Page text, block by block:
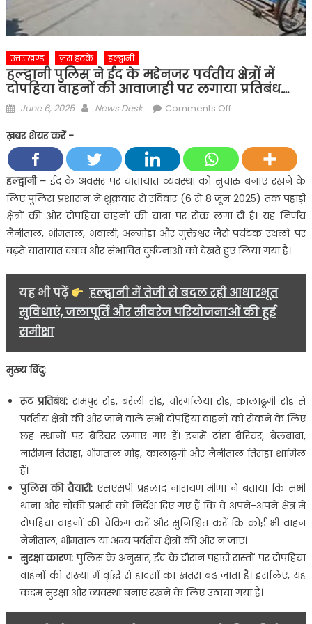
उत्तराखण्ड ज़रा हटके हल्द्वानी
हल्द्वानी पुलिस ने ईद के मद्देनजर पर्वतीय क्षेत्रों में
दोपहिया वाहनों की आवाजाही पर लगाया प्रतिबंध….
Posted
June 6, 2025 Author
News Desk Comments Offon
ने
ईद
के
मद्देनजर
पर्वतीय
क्षेत्रों
में
की
आवाजाही
ख़बर शेयर करें -
हल्द्वानी – ईद के अवसर पर यातायात व्यवस्था को सुचारु बनाए रखने के
लिए पुलिस प्रशासन ने शुक्रवार से रविवार (6 से 8 जून 2025) तक पहाड़ी
क्षेत्रों की ओर दोपहिया वाहनों की यात्रा पर रोक लगा दी है। यह निर्णय
नैनीताल, भीमताल, भवाली, अल्मोड़ा और मुक्तेश्वर जैसे पर्यटक स्थलों पर
बढ़ते यातायात दबाव और संभावित दुर्घटनाओं को देखते हुए लिया गया है।
यह भी पढ़ें
हल्द्वानी में तेजी से बदल रही आधारभूत
सुविधाएं, जलापूर्ति और सीवरेज परियोजनाओं की हुई
समीक्षा
मुख्य बिंदु:
रूट प्रतिबंध: रामपुर रोड, बरेली रोड, चोरगलिया रोड, कालाढूंगी रोड से
पर्वतीय क्षेत्रों की ओर जाने वाले सभी दोपहिया वाहनों को रोकने के लिए
छह स्थानों पर बैरियर लगाए गए हैं। इनमें टांडा बैरियर, बेलबाबा,
नारीमन तिराहा, भीमताल मोड़, कालाढूंगी और नैनीताल तिराहा शामिल
हैं।
पुलिस की तैयारी:एसएसपी प्रहलाद नारायण मीणा ने बताया कि सभी
थाना और चौकी प्रभारी को निर्देश दिए गए हैं कि वे अपने-अपने क्षेत्र में
दोपहिया वाहनों की चेकिंग करें और सुनिश्चित करें कि कोई भी वाहन
नैनीताल, भीमताल या अन्य पर्वतीय क्षेत्रों की ओर न जाए।
सुरक्षा कारण: पुलिस के अनुसार, ईद के दौरान पहाड़ी रास्तों पर दोपहिया
वाहनों की संख्या में वृद्धि से हादसों का खतरा बढ़ जाता है। इसलिए, यह
कदम सुरक्षा और व्यवस्था बनाए रखने के लिए उठाया गया है।